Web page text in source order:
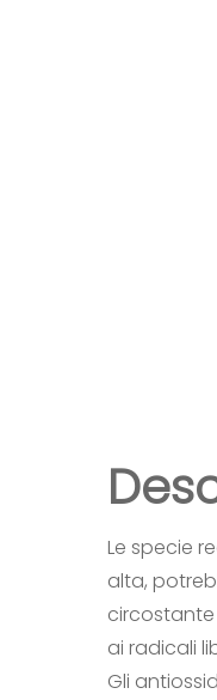
Le specie
alta,
ai radicali
Gli